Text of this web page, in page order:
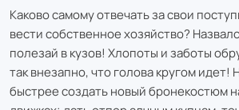
Каково самому отвечать за свои
вести собственное хозяйство?
полезай в кузов! Хлопоты и заботы
так внезапно, что голова кругом идет!
быстрее создать новый бронекостюм